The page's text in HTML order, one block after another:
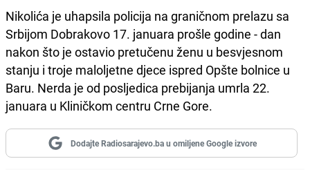
Nikolića je uhapsila policija na graničnom prelazu sa
Srbijom Dobrakovo 17. januara prošle godine - dan
nakon što je ostavio pretučenu ženu u besvjesnom
stanju i troje maloljetne djece ispred Opšte bolnice u
Baru. Nerda je od posljedica prebijanja umrla 22.
januara u Kliničkom centru Crne Gore.
Dodajte Radiosarajevo.ba u omiljene Google izvore